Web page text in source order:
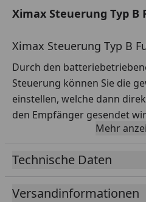
Ximax Steuerung Typ B
Ximax Steuerung Typ B
Durch den
Steuerung können Sie die
einstellen, welche dann
den Empfänger gesendet
ist dabei mit Hilfe eines
LCD-Display einstellbar. Die
eine BOOST-Funktion, eine
Wochenprogrammierung,
Mehr
Technische Daten
Versandinformationen